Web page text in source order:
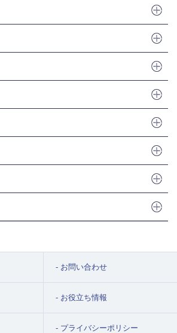
お問い合わせ
お役立ち情報
プライバシーポリシー